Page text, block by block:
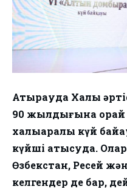
Атырауда Халық
90 жылдығына
халықаралық күй
күйші қатысуда.
Өзбекстан, Ресей
келгендер де бар,